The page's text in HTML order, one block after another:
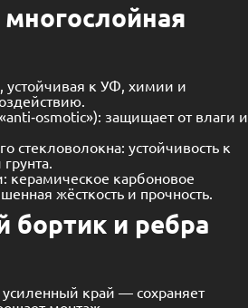
устойчивая к УФ, химии и
защищает от влаги и
стекловолокна: устойчивость к
керамическое карбоновое
жёсткость и прочность.
бортик и ребра
край — сохраняет